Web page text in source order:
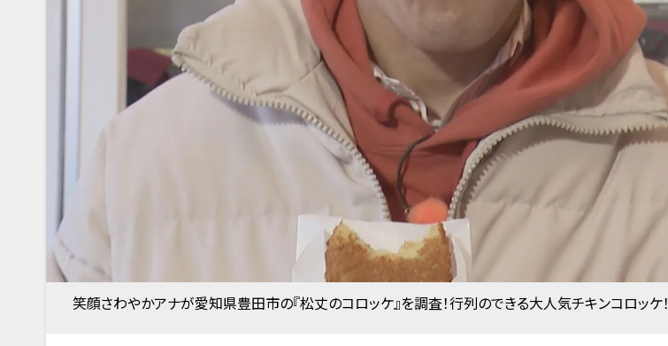
笑顔さわやかアナが愛知県豊田市の『松丈のコロッケ』を調査！行列のできる大人気チキンコロッケ！